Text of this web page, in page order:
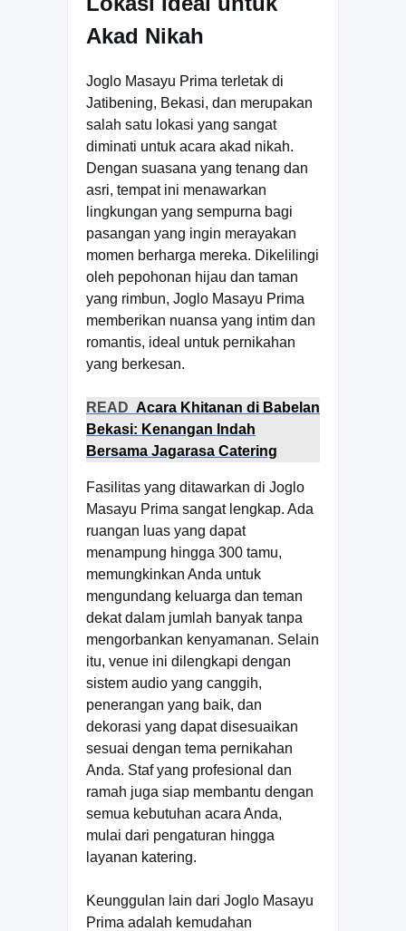
Akad Nikah
Joglo Masayu Prima terletak di
Jatibening, Bekasi, dan merupakan
salah satu lokasi yang sangat
diminati untuk acara akad nikah.
Dengan suasana yang tenang dan
asri, tempat ini menawarkan
lingkungan yang sempurna bagi
pasangan yang ingin merayakan
momen berharga mereka. Dikelilingi
oleh pepohonan hijau dan taman
yang rimbun, Joglo Masayu Prima
memberikan nuansa yang intim dan
romantis, ideal untuk pernikahan
yang berkesan.
READ Acara Khitanan di Babelan
Bekasi: Kenangan Indah
Bersama Jagarasa Catering
Fasilitas yang ditawarkan di Joglo
Masayu Prima sangat lengkap. Ada
ruangan luas yang dapat
menampung hingga 300 tamu,
memungkinkan Anda untuk
mengundang keluarga dan teman
dekat dalam jumlah banyak tanpa
mengorbankan kenyamanan. Selain
itu, venue ini dilengkapi dengan
sistem audio yang canggih,
penerangan yang baik, dan
dekorasi yang dapat disesuaikan
sesuai dengan tema pernikahan
Anda. Staf yang profesional dan
ramah juga siap membantu dengan
semua kebutuhan acara Anda,
mulai dari pengaturan hingga
layanan katering.
Keunggulan lain dari Joglo Masayu
Prima adalah kemudahan